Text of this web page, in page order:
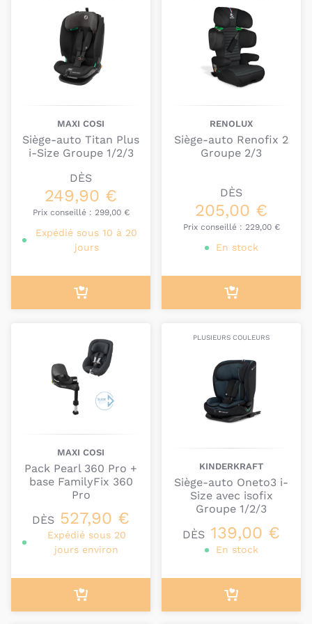
MAXI COSI
Siège-auto Titan Plus
i-Size Groupe 1/2/3
DÈS
249,90 €
Prix conseillé : 299,00 €
Expédié sous 10 à 20
jours
RENOLUX
Siège-auto Renofix 2
Groupe 2/3
DÈS
205,00 €
Prix conseillé : 229,00 €
En stock
MAXI COSI
Pack Pearl 360 Pro +
base FamilyFix 360
Pro
DÈS 527,90 €
Expédié sous 20
jours environ
PLUSIEURS COULEURS
KINDERKRAFT
Siège-auto Oneto3 i-
Size avec isofix
Groupe 1/2/3
DÈS 139,00 €
En stock